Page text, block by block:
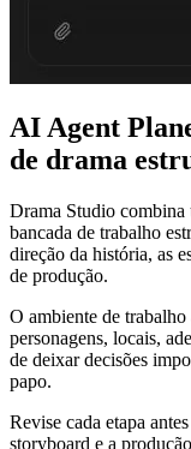
AI Agent
de drama
Drama Studio combina
bancada de trabalho
direção da história, as
de produção.
O ambiente de
personagens, locais,
de deixar decisões
papo.
Revise cada etapa
storyboard e a